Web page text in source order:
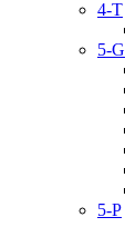
4-T
5-G
5-P